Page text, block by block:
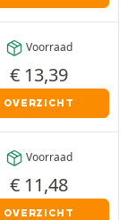
Voorraad
€ 13,39
OVERZICHT
Voorraad
€ 11,48
OVERZICHT